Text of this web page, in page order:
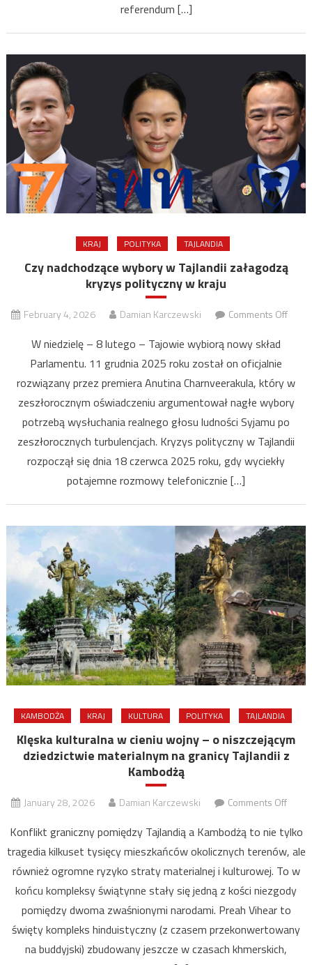
referendum […]
KRAJ POLITYKA TAJLANDIA
Czy nadchodzące wybory w Tajlandii załagodzą
kryzys polityczny w kraju
February 4, 2026 Damian Karczewski Comments Offon
w
W niedzielę – 8 lutego – Tajowie wybiorą nowy skład
Parlamentu. 11 grudnia 2025 roku został on oficjalnie
rozwiązany przez premiera Anutina Charnveerakula, który w
zeszłorocznym oświadczeniu argumentował nagłe wybory
potrzebą wysłuchania realnego głosu ludności Syjamu po
zeszłorocznych turbulencjach. Kryzys polityczny w Tajlandii
rozpoczął się dnia 18 czerwca 2025 roku, gdy wyciekły
potajemne rozmowy telefonicznie […]
KAMBODŻA KRAJ KULTURA POLITYKA TAJLANDIA
Klęska kulturalna w cieniu wojny – o niszczejącym
dziedzictwie materialnym na granicy Tajlandii z
Kambodżą
January 28, 2026 Damian Karczewski Comments Offon
w
cieniu
wojny
–
Konflikt graniczny pomiędzy Tajlandią a Kambodżą to nie tylko
tragedia kilkuset tysięcy mieszkańców okolicznych terenów, ale
również ogromne ryzyko straty materialnej i kulturowej. To w
końcu kompleksy świątynne stały się jedną z kości niezgody
pomiędzy dwoma zwaśnionymi narodami. Preah Vihear to
święty kompleks hinduistyczny (z czasem przekonwertowany
na buddyjski) zbudowany jeszcze w czasach khmerskich,